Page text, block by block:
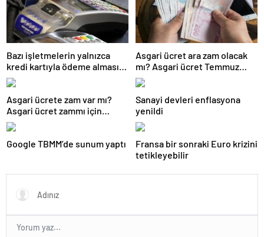
Bazı işletmelerin yalnızca
kredi kartıyla ödeme alması
eleştirildi
Asgari ücret ara zam olacak
mı? Asgari ücret Temmuz
zammı için kapıyı kapattı
Asgari ücrete zam var mı?
Asgari ücret zammı için
gözler Temmuz ayında…
Sanayi devleri enflasyona
yenildi
Google TBMM’de sunum yaptı
Fransa bir sonraki Euro krizini
tetikleyebilir